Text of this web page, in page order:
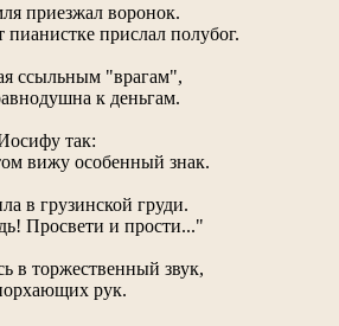
приезжал воронок.
прислал полубог.
ссыльным "врагам",
к деньгам.
так:
вижу особенный знак.
в грузинской груди.
Просвети и прости..."
в торжественный звук,
рук.